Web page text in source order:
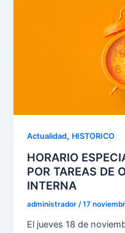
Actualidad, HISTORICO
HORARIO
POR TAREAS DE
INTERNA
administrador/17
El jueves 18 de